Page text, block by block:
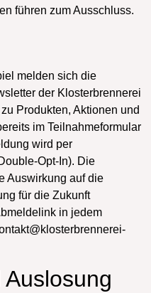
führen zum Ausschluss.
melden sich die
der Klosterbrennerei
Produkten, Aktionen und
im Teilnahmeformular
wird per
Opt-In). Die
Auswirkung auf die
für die Zukunft
in jedem